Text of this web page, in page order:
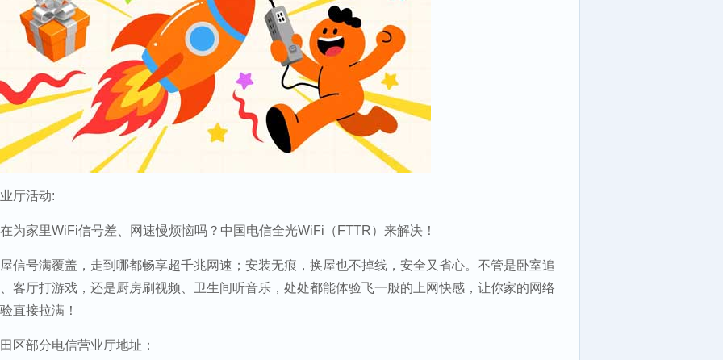
厅活动:
为家里WiFi信号差、网速慢烦恼吗？中国电信全光WiFi（FTTR）来解决！
信号满覆盖，走到哪都畅享超千兆网速；安装无痕，换屋也不掉线，安全又省心。不管是卧室追
客厅打游戏，还是厨房刷视频、卫生间听音乐，处处都能体验飞一般的上网快感，让你家的网络
直接拉满！
区部分电信营业厅地址：